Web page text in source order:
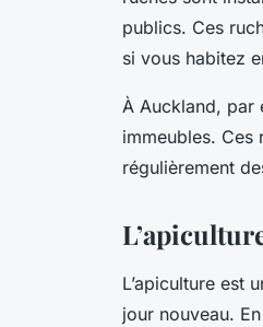
publics. Ces
si vous habitez
À Auckland, par
immeubles. Ces
régulièrement
L’apiculture est
jour nouveau.